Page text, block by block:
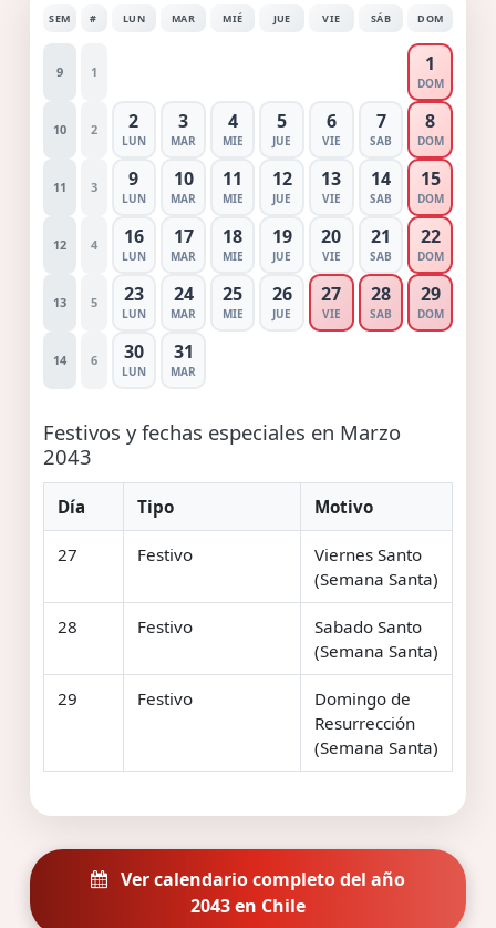
SEM # LUN MAR MIÉ JUE VIE SÁB DOM
9 1 1
DOM
10 2 2
LUN
3
MAR
4
MIE
5
JUE
6
VIE
7
SAB
8
DOM
11 3 9
LUN
10
MAR
11
MIE
12
JUE
13
VIE
14
SAB
15
DOM
12 4 16
LUN
17
MAR
18
MIE
19
JUE
20
VIE
21
SAB
22
DOM
13 5 23
LUN
24
MAR
25
MIE
26
JUE
27
VIE
28
SAB
29
DOM
14 6 30
LUN
31
MAR
Festivos y fechas especiales en Marzo
2043
Día Tipo Motivo
27 Festivo
Viernes Santo
(Semana Santa)
28 Festivo
Sabado Santo
(Semana Santa)
29 Festivo
Domingo de
Resurrección
(Semana Santa)
Ver calendario completo del año
2043 en Chile